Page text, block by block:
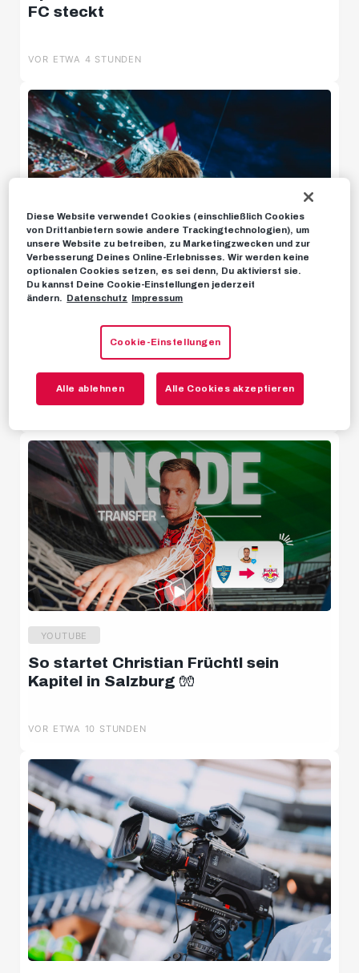
U18w
U16w
News
Highlights
Hinter den Kulissen
Livestreams
FC steckt
VOR ETWA 4 STUNDEN
Spieltagsinfo fürs heutige Quali-Duell
mit Pafos FC
YOUTUBE
So startet Christian Früchtl sein
Kapitel in Salzburg 🧤
VOR ETWA 10 STUNDEN
Diese Website verwendet Cookies (einschließlich Cookies
von Drittanbietern sowie andere Trackingtechnologien), um
unsere Website zu betreiben, zu Marketingzwecken und zur
Verbesserung Deines Online-Erlebnisses. Wir werden keine
optionalen Cookies setzen, es sei denn, Du aktivierst sie.
Du kannst Deine Cookie-Einstellungen jederzeit
ändern. Datenschutz Impressum
Cookie-Einstellungen
Alle ablehnen Alle Cookies akzeptieren